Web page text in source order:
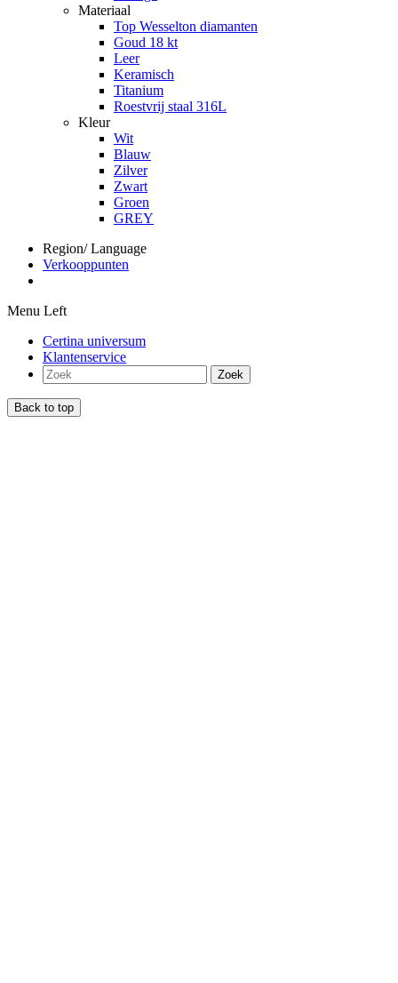
Materiaal
Top Wesselton diamanten
Goud 18 kt
Leer
Keramisch
Titanium
Roestvrij staal 316L
Kleur
Wit
Blauw
Zilver
Zwart
Groen
GREY
Region/ Language
Verkooppunten
Menu Left
Certina universum
Klantenservice
Zoek
Back to top